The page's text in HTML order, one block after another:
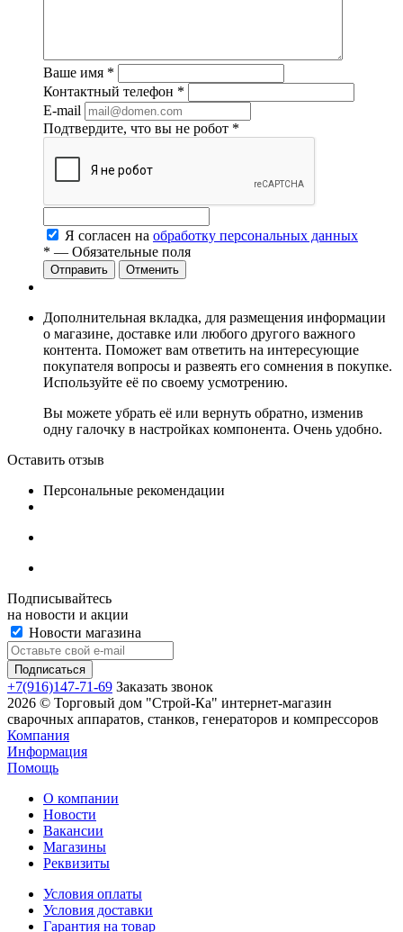
Ваше имя *
Контактный телефон *
E-mail
Подтвердите, что вы не робот *
Я согласен на обработку персональных данных
* — Обязательные поля
Отменить
Дополнительная вкладка, для размещения информации
о магазине, доставке или любого другого важного
контента. Поможет вам ответить на интересующие
покупателя вопросы и развеять его сомнения в покупке.
Используйте её по своему усмотрению.
Вы можете убрать её или вернуть обратно, изменив
одну галочку в настройках компонента. Очень удобно.
Оставить отзыв
Персональные рекомендации
Подписывайтесь
на новости и акции
Новости магазина
+7(916)147-71-69 Заказать звонок
2026 © Торговый дом "Строй-Ка" интернет-магазин
сварочных аппаратов, станков, генераторов и компрессоров
Компания
Информация
Помощь
О компании
Новости
Вакансии
Магазины
Реквизиты
Условия оплаты
Условия доставки
Гарантия на товар